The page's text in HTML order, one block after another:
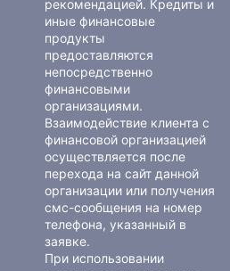
рекомендацией. Кредиты и
иные финансовые
продукты
предоставляются
непосредственно
финансовыми
организациями.
Взаимодействие клиента с
финансовой организацией
осуществляется после
перехода на сайт данной
организации или получения
смс-сообщения на номер
телефона, указанный в
заявке.
При использовании